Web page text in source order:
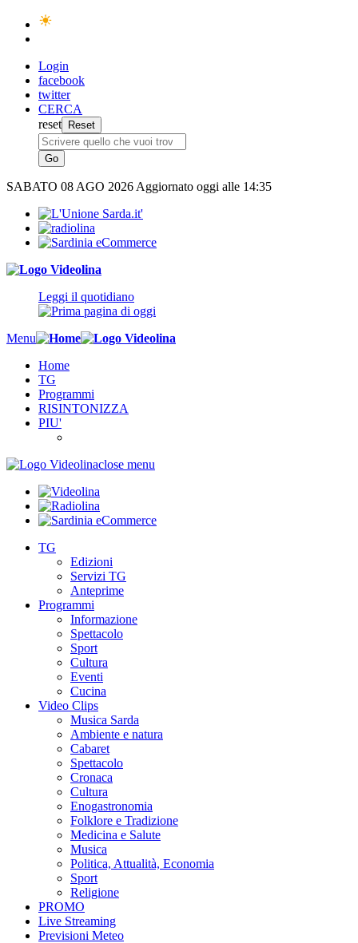
Login
facebook
twitter
CERCA
reset
SABATO 08 AGO 2026 Aggiornato oggi alle 14:35
Leggi il quotidiano
Menu
Home
TG
Programmi
RISINTONIZZA
PIU'
close menu
TG
Edizioni
Servizi TG
Anteprime
Programmi
Informazione
Spettacolo
Sport
Cultura
Eventi
Cucina
Video Clips
Musica Sarda
Ambiente e natura
Cabaret
Spettacolo
Cronaca
Cultura
Enogastronomia
Folklore e Tradizione
Medicina e Salute
Musica
Politica, Attualità, Economia
Sport
Religione
PROMO
Live Streaming
Previsioni Meteo